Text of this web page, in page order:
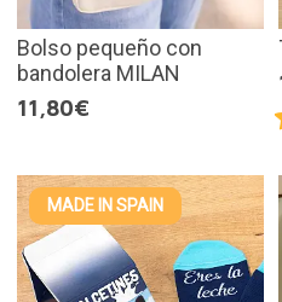
Bolso pequeño con
bandolera MILAN
11,80€
MADE IN SPAIN